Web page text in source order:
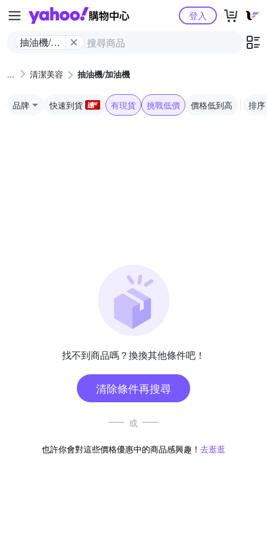
Yahoo購物中心
抽油機/加
登入
清潔美容 抽油機/加油機
品牌 快速到貨 有現貨 挑戰低價 價格低到高 排序
找不到商品嗎？換換其他條件吧！
清除條件再搜尋
或
也許你會對這些價格優惠中的商品感興趣！ 去逛逛